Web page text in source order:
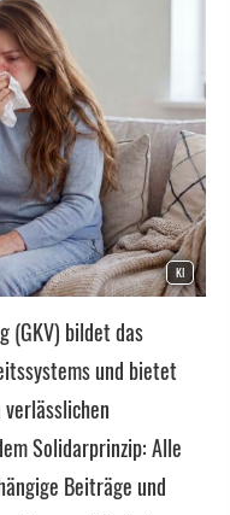
KI
(GKV) bildet das
und bietet
Solidarprinzip: Alle
Beiträge und